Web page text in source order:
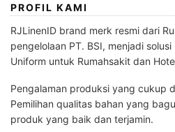
PROFIL KAMI
RJLinenID brand merk resmi dari
pengelolaan PT. BSI, menjadi
Uniform untuk Rumahsakit dan
Pengalaman produksi yang cukup
Pemilihan qualitas bahan yang
produk yang baik dan terjamin.